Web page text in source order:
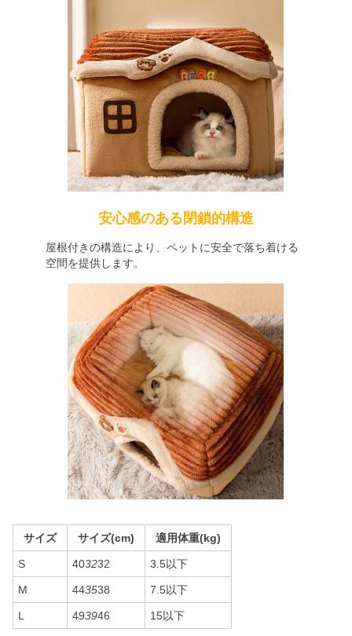
安心感のある閉鎖的構造
屋根付きの構造により、ペットに安全で落ち着ける
空間を提供します。
サイズ サイズ(cm) 適用体重(kg)
S 403232 3.5以下
M 443538 7.5以下
L 493946 15以下